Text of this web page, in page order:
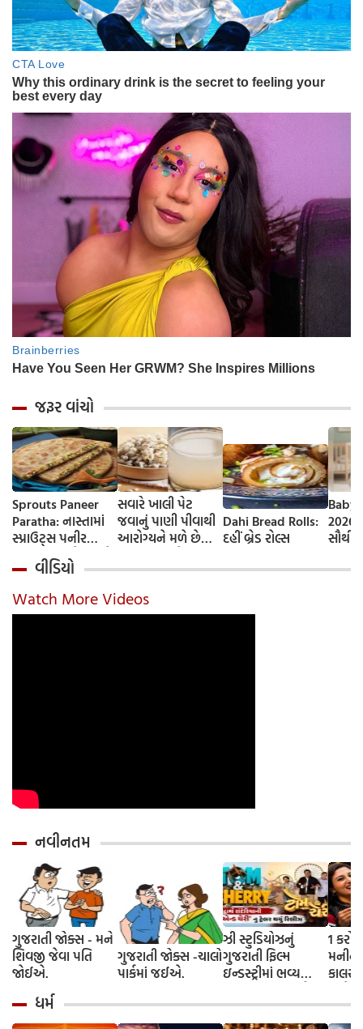
જરૂર વાંચો
Sprouts Paneer
Paratha: નાસ્તામાં
સ્પ્રાઉટ્સ પનીર
પરાઠા બનાવો, તમને
પ્રોટીનનો ડબલ ડોઝ
મળશે
સવારે ખાલી પેટ
જવાનું પાણી પીવાથી
આરોગ્યને મળે છે
જાણીએ તેના ફાયદા
અને ઉપયોગ કરવાની
યોગ્ય રીત
Dahi Bread Rolls:
દહીં બ્રેડ રોલ્સ
Baby
વીડિયો
Watch More Videos
નવીનતમ
ગુજરાતી જોક્સ - મને
શિવજી જેવા પતિ
જોઈએ.
ગુજરાતી જોક્સ -ચાલો
પાર્કમાં જઈએ.
ઝી સ્ટુડિયોઝનું
ગુજરાતી ફિલ્મ
ઇન્ડસ્ટ્રીમાં ભવ્ય
રાંદેરિયાની 'ટોમ એન્ડ
ચેરી' સાથે કરશે
1
મનીનુ
ધર્મ